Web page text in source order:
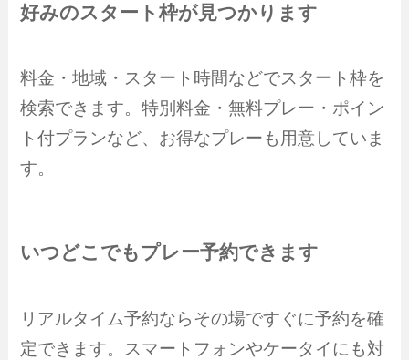
好みのスタート枠が見つかります
料金・地域・スタート時間などでスタート枠を
検索できます。特別料金・無料プレー・ポイン
ト付プランなど、お得なプレーも用意していま
す。
いつどこでもプレー予約できます
リアルタイム予約ならその場ですぐに予約を確
定できます。スマートフォンやケータイにも対